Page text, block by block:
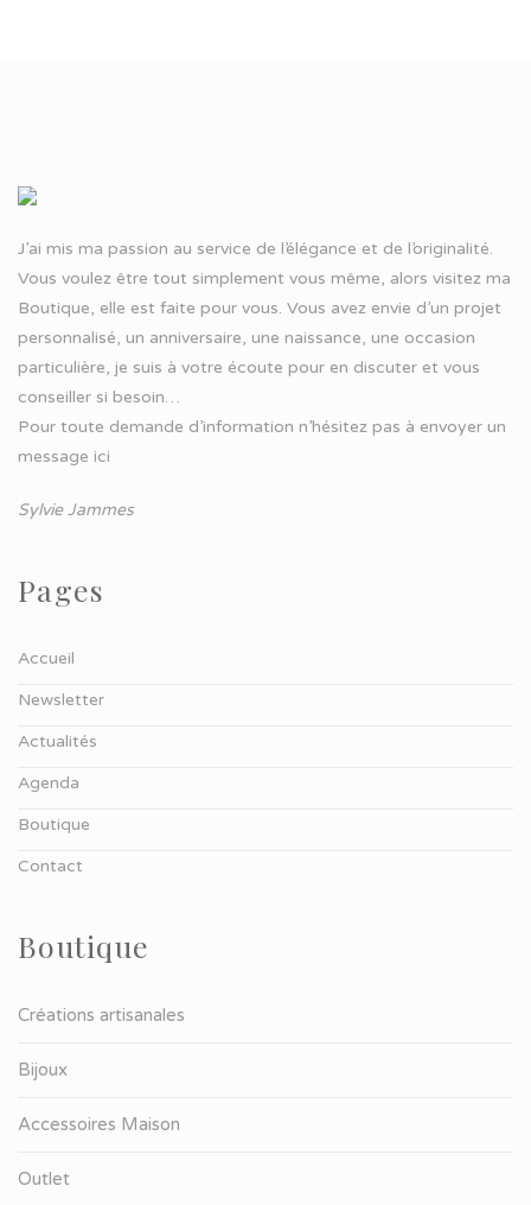
J’ai mis ma passion au service de l’élégance et de l’originalité.
Vous voulez être tout simplement vous même, alors visitez ma
Boutique, elle est faite pour vous. Vous avez envie d’un projet
personnalisé, un anniversaire, une naissance, une occasion
particulière, je suis à votre écoute pour en discuter et vous
conseiller si besoin…
Pour toute demande d’information n’hésitez pas à envoyer un
message ici
Sylvie Jammes
Pages
Accueil
Newsletter
Actualités
Agenda
Boutique
Contact
Boutique
Créations artisanales
Bijoux
Accessoires Maison
Outlet